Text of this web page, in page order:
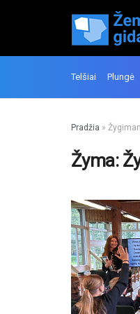
Telšiai Plungė
Pradžia »
Žyma: